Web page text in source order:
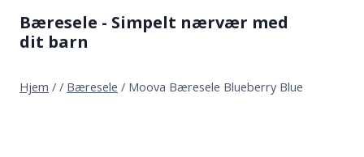
indhold
Bæresele - Simpelt nærvær med
dit barn
Hjem / / Bæresele / Moova Bæresele Blueberry Blue